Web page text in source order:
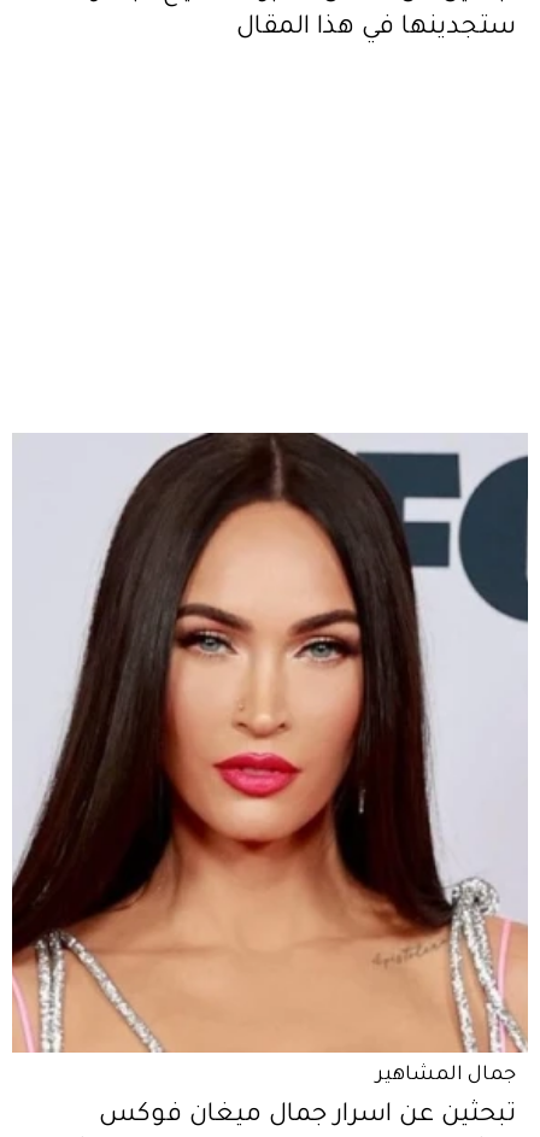
ستجدينها في هذا المقال
جمال المشاهير
تبحثين عن اسرار جمال ميغان فوكس